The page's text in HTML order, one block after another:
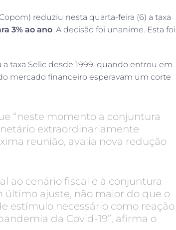
reduziu nesta quarta-feira (6) a taxa
3% ao ano. A decisão foi unanime. Esta foi
taxa Selic desde 1999, quando entrou em
mercado financeiro esperavam um corte
“neste momento a conjuntura
extraordinariamente
reunião, avalia nova redução
ao cenário fiscal e à conjuntura
último ajuste, não maior do que o
estímulo necessário como reação
da Covid-19”, afirma o